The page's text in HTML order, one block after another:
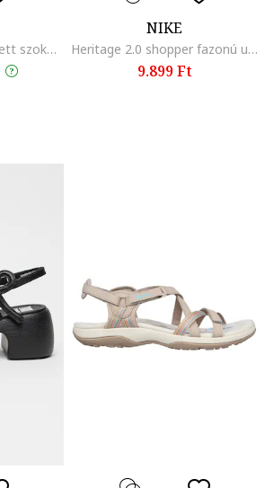
Pánt nélküli ruha hímzett szoknyarésszel, Fekete
NIKE
Heritage 2.0 shopper fazonú uniszex táska logóval, Fekete
9.899 Ft